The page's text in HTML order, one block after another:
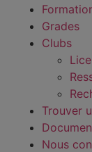
Grades
Clubs
Trouver
Nous